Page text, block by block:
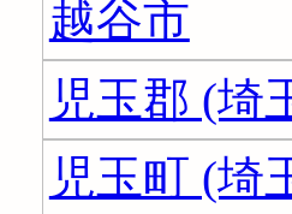
越谷市
児玉郡 (埼
児玉町 (埼